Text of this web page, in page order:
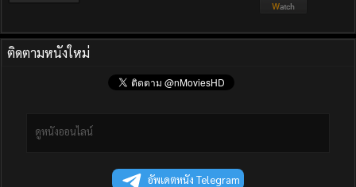
ติดตามหนังใหม่
ดูหนังออนไลน์
อัพเดตหนัง Telegram